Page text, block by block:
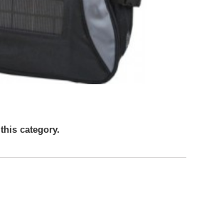
category.